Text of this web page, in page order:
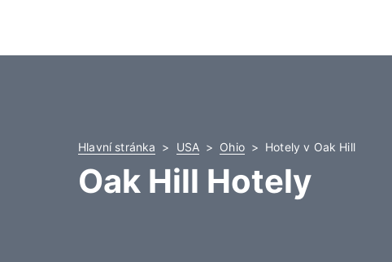
Hlavní stránka USA Ohio Hotely v Oak Hill
Oak Hill Hotely